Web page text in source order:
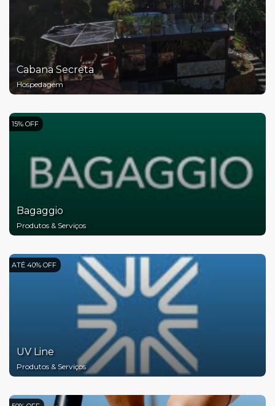
Cabana Secreta
Hospedagem
15% OFF
Bagaggio
Produtos & Serviços
ATÉ 40% OFF
UV Line
Produtos & Serviços